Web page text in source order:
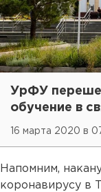
УрФУ
обучение в
16 марта 2020 в
Напомним,
коронавирусу в